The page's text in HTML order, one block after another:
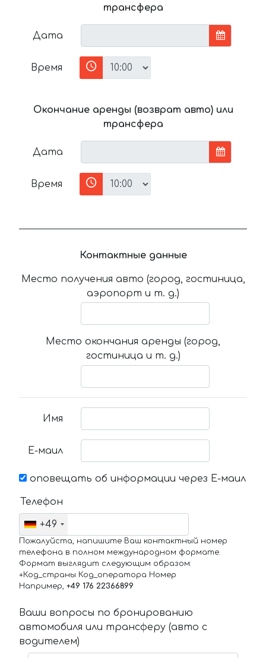
трансфера
Дата
Время
Окончание аренды (возврат авто) или
трансфера
Дата
Время
Контактные данные
Место получения авто (город, гостиница,
аэропорт и т. д.)
Место окончания аренды (город,
гостиница и т. д.)
Имя
Е-маил
оповещать об информации через Е-маил
Телефон
+49
Пожалуйста, напишите Ваш контактный номер
телефона в полном международном формате.
Формат выглядит следующим образом:
+Код_страны Код_оператора Номер
Например, +49 176 22366899
Ваши вопросы по бронированию
автомобиля или трансферу (авто с
водителем)